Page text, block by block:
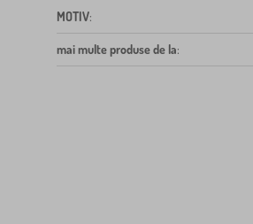
MOTIV:
mai multe produse de la: